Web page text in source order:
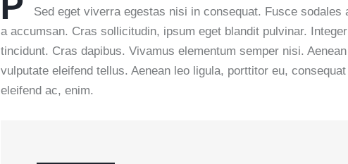
Sed eget viverra egestas nisi in consequat. Fusce sodales
a accumsan. Cras sollicitudin, ipsum eget blandit pulvinar. Integer
tincidunt. Cras dapibus. Vivamus elementum semper nisi. Aenean
vulputate eleifend tellus. Aenean leo ligula, porttitor eu,
eleifend ac, enim.